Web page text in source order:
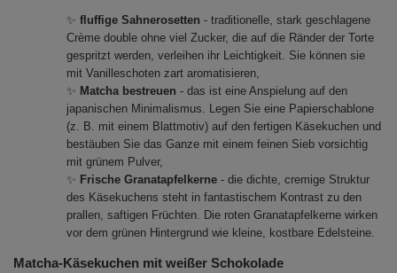
✨ fluffige Sahnerosetten - traditionelle, stark geschlagene
Crème double ohne viel Zucker, die auf die Ränder der Torte
gespritzt werden, verleihen ihr Leichtigkeit. Sie können sie
mit Vanilleschoten zart aromatisieren,
✨ Matcha bestreuen - das ist eine Anspielung auf den
japanischen Minimalismus. Legen Sie eine Papierschablone
(z. B. mit einem Blattmotiv) auf den fertigen Käsekuchen und
bestäuben Sie das Ganze mit einem feinen Sieb vorsichtig
mit grünem Pulver,
✨ Frische Granatapfelkerne - die dichte, cremige Struktur
des Käsekuchens steht in fantastischem Kontrast zu den
prallen, saftigen Früchten. Die roten Granatapfelkerne wirken
vor dem grünen Hintergrund wie kleine, kostbare Edelsteine.
Matcha-Käsekuchen mit weißer Schokolade